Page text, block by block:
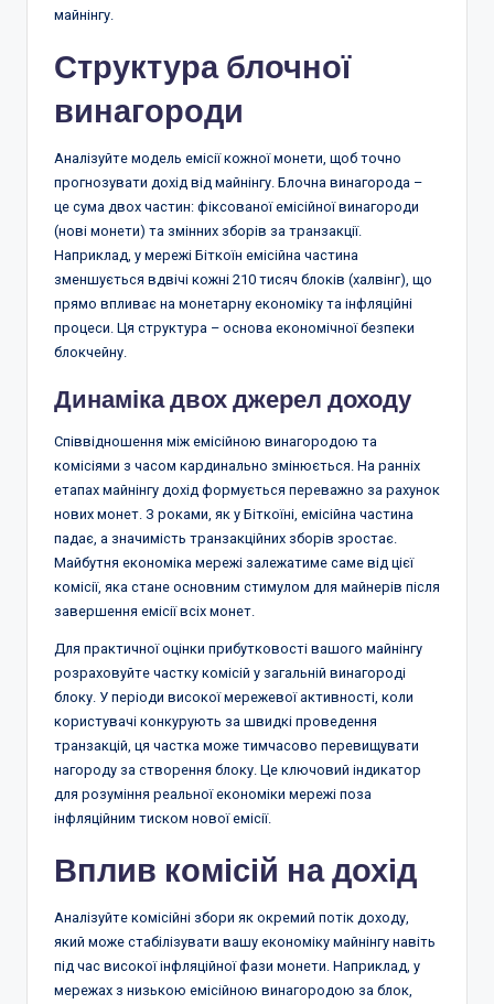
майнінгу.
Структура блочної
винагороди
Аналізуйте модель емісії кожної монети, щоб точно
прогнозувати дохід від майнінгу. Блочна винагорода –
це сума двох частин: фіксованої емісійної винагороди
(нові монети) та змінних зборів за транзакції.
Наприклад, у мережі Біткоїн емісійна частина
зменшується вдвічі кожні 210 тисяч блоків (халвінг), що
прямо впливає на монетарну економіку та інфляційні
процеси. Ця структура – основа економічної безпеки
блокчейну.
Динаміка двох джерел доходу
Співвідношення між емісійною винагородою та
комісіями з часом кардинально змінюється. На ранніх
етапах майнінгу дохід формується переважно за рахунок
нових монет. З роками, як у Біткоїні, емісійна частина
падає, а значимість транзакційних зборів зростає.
Майбутня економіка мережі залежатиме саме від цієї
комісії, яка стане основним стимулом для майнерів після
завершення емісії всіх монет.
Для практичної оцінки прибутковості вашого майнінгу
розраховуйте частку комісій у загальній винагороді
блоку. У періоди високої мережевої активності, коли
користувачі конкурують за швидкі проведення
транзакцій, ця частка може тимчасово перевищувати
нагороду за створення блоку. Це ключовий індикатор
для розуміння реальної економіки мережі поза
інфляційним тиском нової емісії.
Вплив комісій на дохід
Аналізуйте комісійні збори як окремий потік доходу,
який може стабілізувати вашу економіку майнінгу навіть
під час високої інфляційної фази монети. Наприклад, у
мережах з низькою емісійною винагородою за блок,